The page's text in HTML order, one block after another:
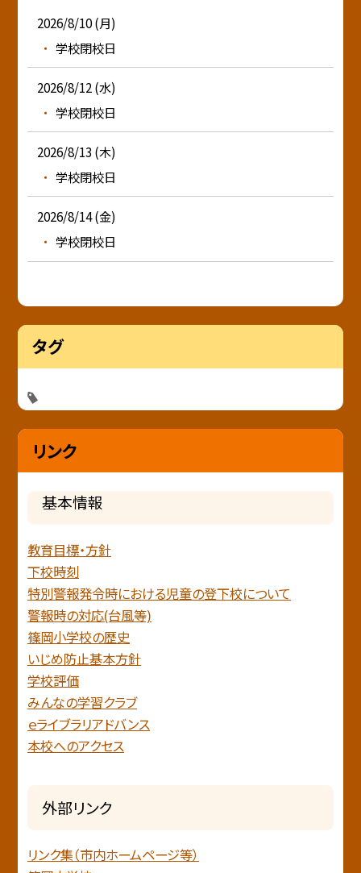
2026/8/10 (月)
学校閉校日
2026/8/12 (水)
学校閉校日
2026/8/13 (木)
学校閉校日
2026/8/14 (金)
学校閉校日
タグ
リンク
基本情報
教育目標・方針
下校時刻
特別警報発令時における児童の登下校について
警報時の対応(台風等)
篠岡小学校の歴史
いじめ防止基本方針
学校評価
みんなの学習クラブ
ｅライブラリアドバンス
本校へのアクセス
外部リンク
リンク集（市内ホームページ等）